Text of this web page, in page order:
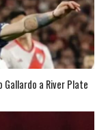
a River Plate